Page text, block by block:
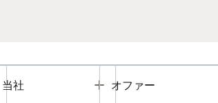
当社 Toggle
オファー